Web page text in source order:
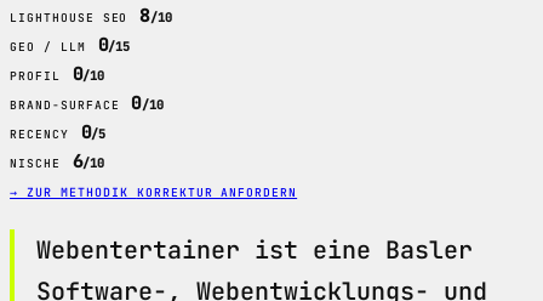
LIGHTHOUSE SEO 8/10
GEO / LLM 0/15
PROFIL 0/10
BRAND-SURFACE 0/10
RECENCY 0/5
NISCHE 6/10
→ ZUR METHODIK KORREKTUR ANFORDERN
Webentertainer ist eine Basler
Software-, Webentwicklungs- und